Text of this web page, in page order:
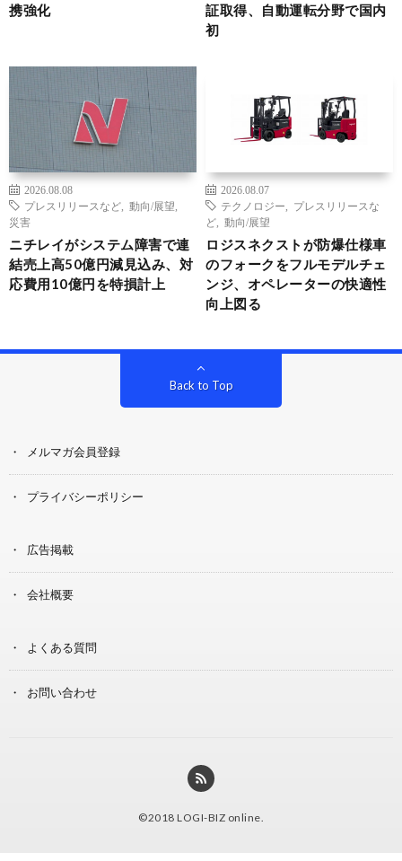
携強化
証取得、自動運転分野で国内
初
2026.08.08
プレスリリースなど
動向/展望
災害
ニチレイがシステム障害で連
結売上高50億円減見込み、対
応費用10億円を特損計上
2026.08.07
テクノロジー
プレスリリースな
ど
動向/展望
ロジスネクストが防爆仕様車
のフォークをフルモデルチェ
ンジ、オペレーターの快適性
向上図る
Back to Top
メルマガ会員登録
プライバシーポリシー
広告掲載
会社概要
よくある質問
お問い合わせ
©2018 LOGI-BIZ online